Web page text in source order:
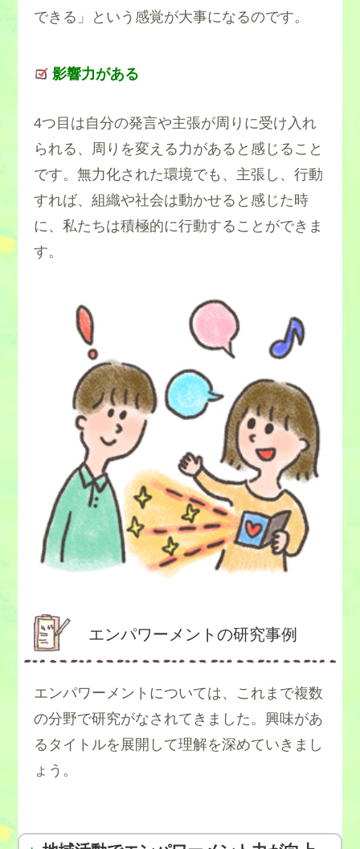
できる」という感覚が大事になるのです。
影響力がある
4つ目は自分の発言や主張が周りに受け入れ
られる、周りを変える力があると感じること
です。無力化された環境でも、主張し、行動
すれば、組織や社会は動かせると感じた時
に、私たちは積極的に行動することができま
す。
エンパワーメントの研究事例
エンパワーメントについては、これまで複数
の分野で研究がなされてきました。興味があ
るタイトルを展開して理解を深めていきまし
ょう。